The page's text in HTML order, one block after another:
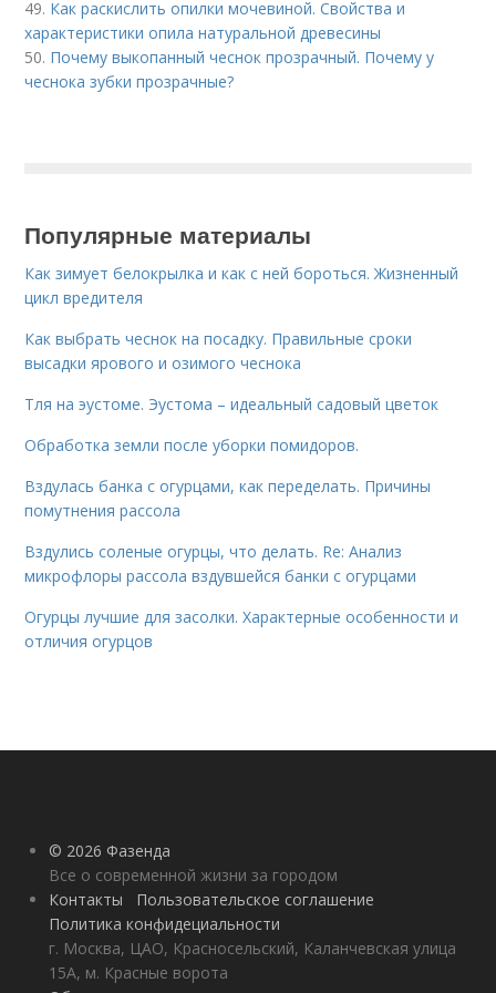
49. Как раскислить опилки мочевиной. Свойства и
характеристики опила натуральной древесины
50. Почему выкопанный чеснок прозрачный. Почему у
чеснока зубки прозрачные?
Популярные материалы
Как зимует белокрылка и как с ней бороться. Жизненный
цикл вредителя
Как выбрать чеснок на посадку. Правильные сроки
высадки ярового и озимого чеснока
Тля на эустоме. Эустома – идеальный садовый цветок
Обработка земли после уборки помидоров.
Вздулась банка с огурцами, как переделать. Причины
помутнения рассола
Вздулись соленые огурцы, что делать. Re: Анализ
микрофлоры рассола вздувшейся банки с огурцами
Огурцы лучшие для засолки. Характерные особенности и
отличия огурцов
© 2026 Фазенда
Все о современной жизни за городом
Контакты
Пользовательское соглашение
Политика конфидециальности
г. Москва, ЦАО, Красносельский, Каланчевская улица
15А, м. Красные ворота